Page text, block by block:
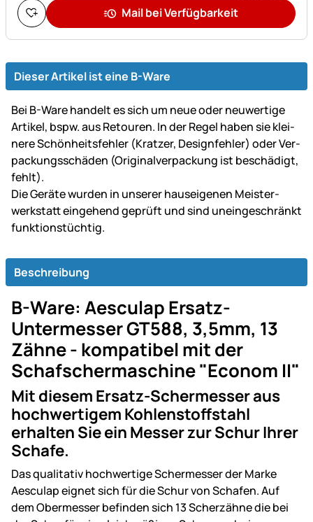
Mail bei Verfügbarkeit
Dieser Artikel ist eine B-Ware
Bei B-Ware handelt es sich um neue oder neu­wer­tige
Artikel, bspw. aus Retouren. In der Regel haben sie klei­
ne­re Schön­heits­fehler (Kratzer, Design­fehler) oder Ver­
packungs­schäden (Original­ver­packung ist be­schä­digt,
fehlt).
Die Geräte wurden in unserer haus­ei­ge­nen Mei­ster­
werk­statt ein­gehend ge­prüft und sind un­ein­ge­schränkt
funk­tions­tüch­tig.
Beschreibung
B-Ware: Aesculap Ersatz-
Untermesser GT588, 3,5mm, 13
Zähne - kompatibel mit der
Schafschermaschine "Econom II"
Mit diesem Ersatz-Schermesser aus
hochwertigem Kohlenstoffstahl
erhalten Sie ein Messer zur Schur Ihrer
Schafe.
Das qualitativ hochwertige Schermesser der Marke
Aesculap eignet sich für die Schur von Schafen. Auf
dem Obermesser befinden sich 13 Scherzähne die bei